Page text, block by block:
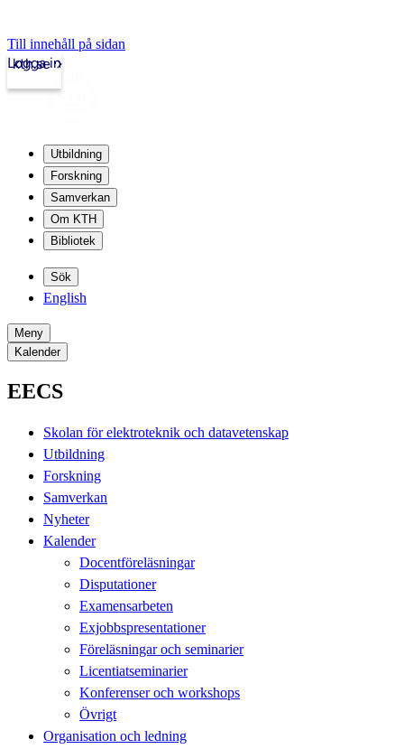
Till innehåll på sidan
kth.se
Logga in
Utbildning
Forskning
Samverkan
Om KTH
Bibliotek
Sök
English
Meny
Kalender
EECS
Skolan för elektroteknik och datavetenskap
Utbildning
Forskning
Samverkan
Nyheter
Kalender
Docentföreläsningar
Disputationer
Examensarbeten
Exjobbspresentationer
Föreläsningar och seminarier
Licentiatseminarier
Konferenser och workshops
Övrigt
Organisation och ledning